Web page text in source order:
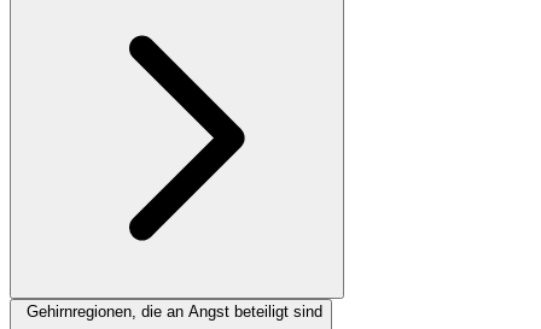
Gehirnregionen, die an Angst beteiligt sind